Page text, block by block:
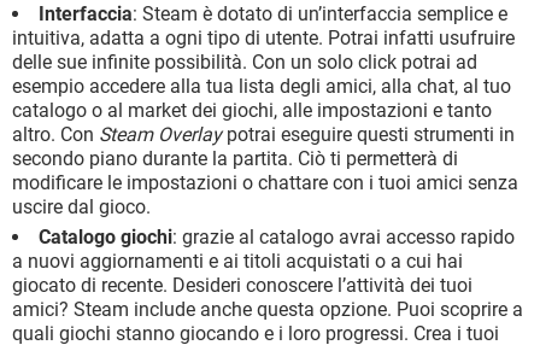
Interfaccia: Steam è dotato di un’interfaccia semplice e
intuitiva, adatta a ogni tipo di utente. Potrai infatti usufruire
delle sue infinite possibilità. Con un solo click potrai ad
esempio accedere alla tua lista degli amici, alla chat, al tuo
catalogo o al market dei giochi, alle impostazioni e tanto
altro. Con Steam Overlaypotrai eseguire questi strumenti in
secondo piano durante la partita. Ciò ti permetterà di
modificare le impostazioni o chattare con i tuoi amici senza
uscire dal gioco.
Catalogo giochi: grazie al catalogo avrai accesso rapido
a nuovi aggiornamenti e ai titoli acquistati o a cui hai
giocato di recente. Desideri conoscere l’attività dei tuoi
amici? Steam include anche questa opzione. Puoi scoprire a
quali giochi stanno giocando e i loro progressi. Crea i tuoi